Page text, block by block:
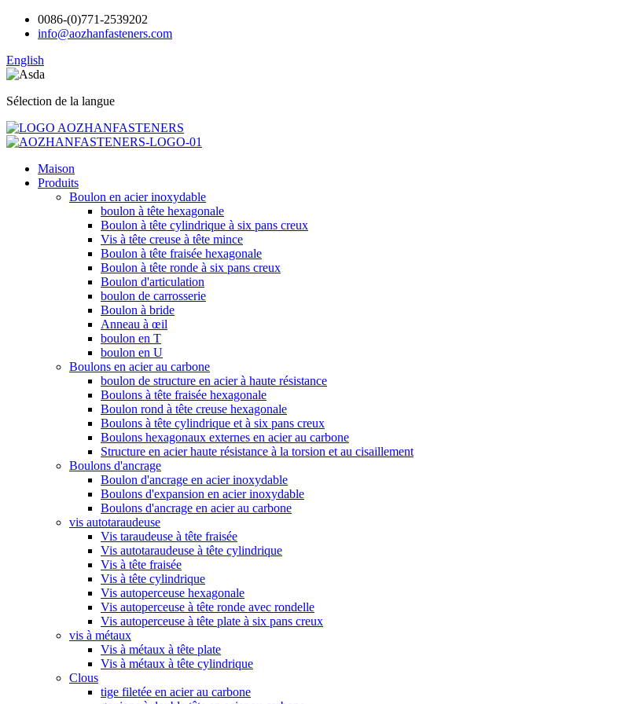
0086-(0)771-2539202
info@aozhanfasteners.com
English
Sélection de la langue
Maison
Produits
Boulon en acier inoxydable
boulon à tête hexagonale
Boulon à tête cylindrique à six pans creux
Vis à tête creuse à tête mince
Boulon à tête fraisée hexagonale
Boulon à tête ronde à six pans creux
Boulon d'articulation
boulon de carrosserie
Boulon à bride
Anneau à œil
boulon en T
boulon en U
Boulons en acier au carbone
boulon de structure en acier à haute résistance
Boulons à tête fraisée hexagonale
Boulon rond à tête creuse hexagonale
Boulons à tête cylindrique et à six pans creux
Boulons hexagonaux externes en acier au carbone
Structure en acier haute résistance à la torsion et au cisaillement
Boulons d'ancrage
Boulon d'ancrage en acier inoxydable
Boulons d'expansion en acier inoxydable
Boulons d'ancrage en acier au carbone
vis autotaraudeuse
Vis taraudeuse à tête fraisée
Vis autotaraudeuse à tête cylindrique
Vis à tête fraisée
Vis à tête cylindrique
Vis autoperceuse hexagonale
Vis autoperceuse à tête ronde avec rondelle
Vis autoperceuse à tête plate à six pans creux
vis à métaux
Vis à métaux à tête plate
Vis à métaux à tête cylindrique
Clous
tige filetée en acier au carbone